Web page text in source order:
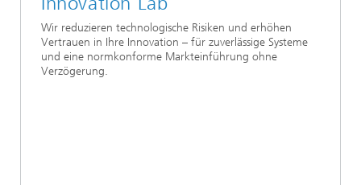
Wir reduzieren technologische Risiken und erhöhen
Vertrauen in Ihre Innovation – für zuverlässige Systeme
und eine normkonforme Markteinführung ohne
Verzögerung.